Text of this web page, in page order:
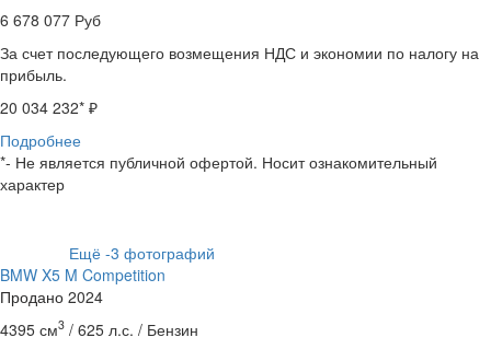
6 678 077 Руб
За счет последующего возмещения НДС и экономии по налогу на
прибыль.
20 034 232* ₽
Подробнее
*- Не является публичной офертой. Носит ознакомительный
характер
Ещё -3 фотографий
BMW X5 M Competition
Продано 2024
4395 см3 / 625 л.с. / Бензин